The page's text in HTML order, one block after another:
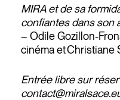
MIRA et de sa
confiantes dans son
– Odile Gozillon-
cinéma et Christiane
Entrée libre sur